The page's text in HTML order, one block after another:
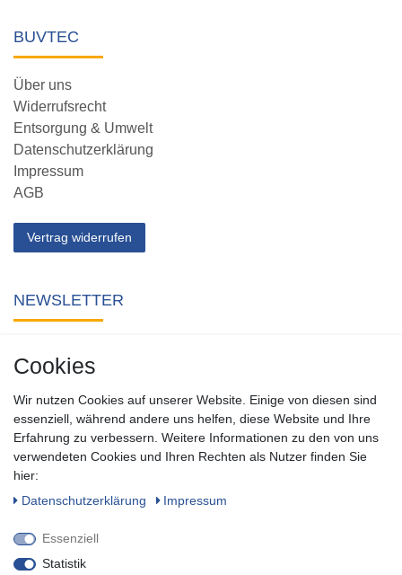
BUVTEC
Über uns
Widerrufsrecht
Entsorgung & Umwelt
Datenschutzerklärung
Impressum
AGB
Vertrag widerrufen
NEWSLETTER
Sie keine Neuigkeit oder Aktion aus unserem Shop.
Zum Newsletter anmelden
SOCIAL
Cookies
Wir nutzen Cookies auf unserer Website. Einige von diesen sind
essenziell, während andere uns helfen, diese Website und Ihre
Erfahrung zu verbessern. Weitere Informationen zu den von uns
verwendeten Cookies und Ihren Rechten als Nutzer finden Sie
hier:
Daten­schutz­erklärung
Impressum
Essenziell
Statistik